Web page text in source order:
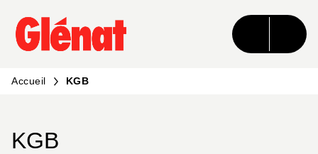
MENU RECHERCHE CONTENU
PIED DE PAGE
Accueil KGB
KGB